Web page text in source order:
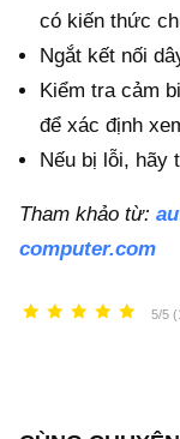
có kiến thức
Ngắt kết nối
Kiểm tra cảm
để xác định
Nếu bị lỗi, hãy
Tham khảo từ:
computer.com
5/5